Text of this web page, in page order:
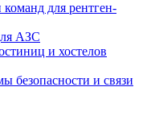
для рентген-
АЗС
и хостелов
безопасности и связи